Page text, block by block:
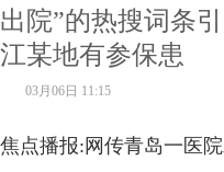
出院”的热搜词条
江某地有参保患
03月06日 11:15
焦点播报:网传青岛一医